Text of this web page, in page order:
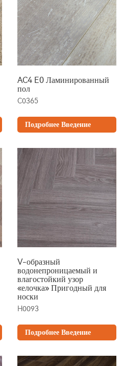
AC4 E0 Ламинированный
пол
C0365
Подробнее Введение
V-образный
водонепроницаемый и
влагостойкий узор
«елочка» Пригодный для
носки
H0093
Подробнее Введение